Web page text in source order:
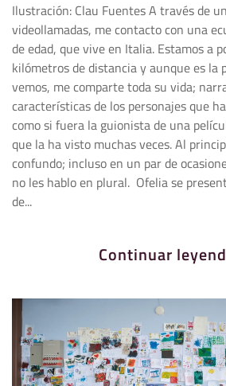
Ilustración: Clau Fuentes A través de
videollamadas, me contacto con una
de edad, que vive en Italia. Estamos a
kilómetros de distancia y aunque es la
vemos, me comparte toda su vida;
características de los personajes que
como si fuera la guionista de una
que la ha visto muchas veces. Al
confundo; incluso en un par de
no les hablo en plural. Ofelia se
de...
Continuar